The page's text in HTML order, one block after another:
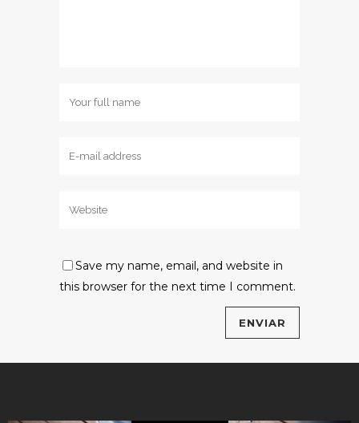
Save my name, email, and website in
this browser for the next time I comment.